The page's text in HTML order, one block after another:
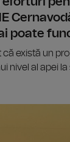
poate
că există un
nivel al apei